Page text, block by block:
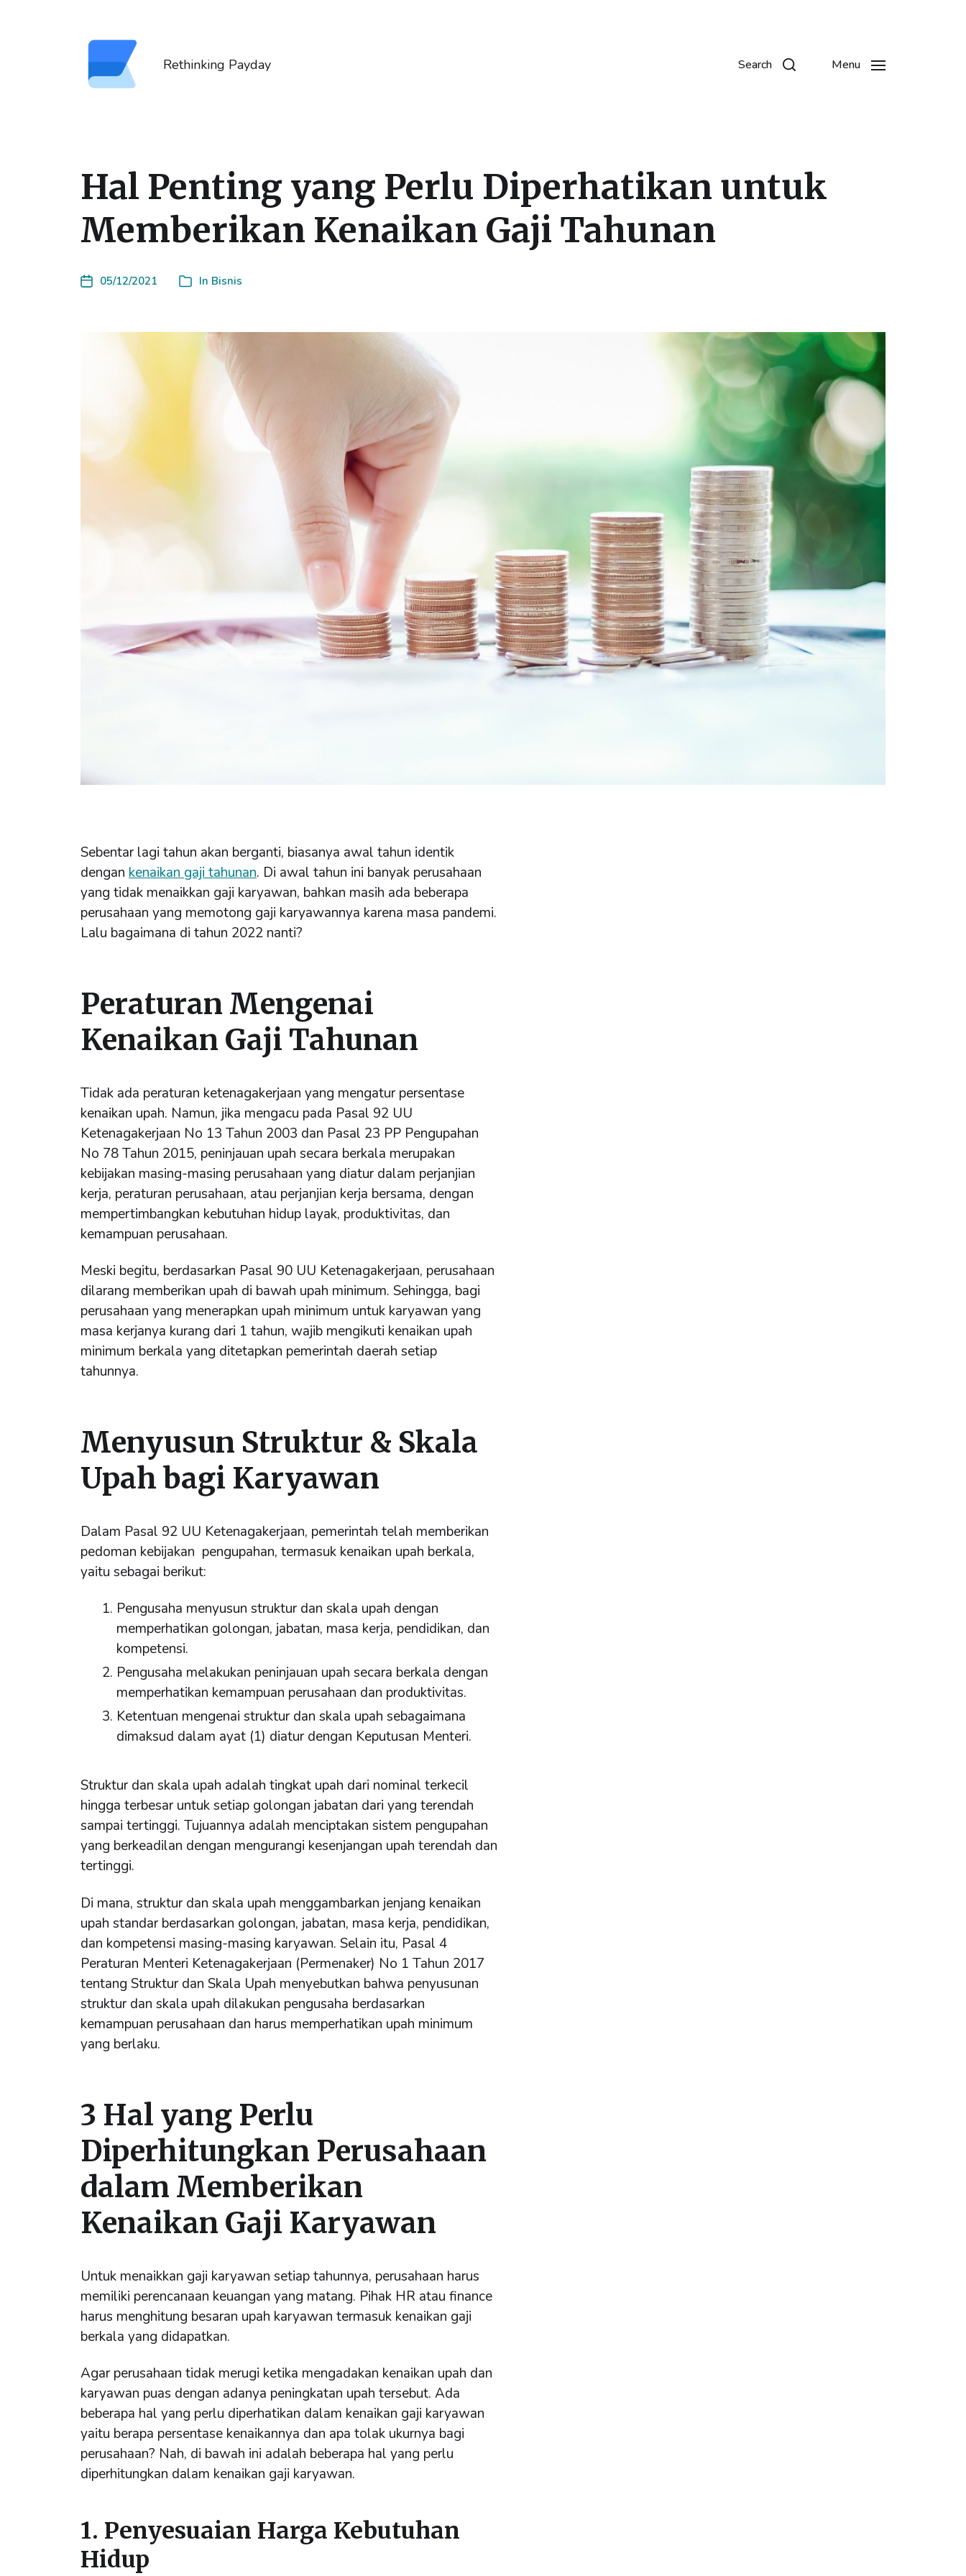
Rethinking Payday Search Menu
Hal Penting yang Perlu Diperhatikan untuk
Memberikan Kenaikan Gaji Tahunan
05/12/2021 In Bisnis
Sebentar lagi tahun akan berganti, biasanya awal tahun identik
dengan kenaikan gaji tahunan. Di awal tahun ini banyak perusahaan
yang tidak menaikkan gaji karyawan, bahkan masih ada beberapa
perusahaan yang memotong gaji karyawannya karena masa pandemi.
Lalu bagaimana di tahun 2022 nanti?
Peraturan Mengenai
Kenaikan Gaji Tahunan
Tidak ada peraturan ketenagakerjaan yang mengatur persentase
kenaikan upah. Namun, jika mengacu pada Pasal 92 UU
Ketenagakerjaan No 13 Tahun 2003 dan Pasal 23 PP Pengupahan
No 78 Tahun 2015, peninjauan upah secara berkala merupakan
kebijakan masing-masing perusahaan yang diatur dalam perjanjian
kerja, peraturan perusahaan, atau perjanjian kerja bersama, dengan
mempertimbangkan kebutuhan hidup layak, produktivitas, dan
kemampuan perusahaan.
Meski begitu, berdasarkan Pasal 90 UU Ketenagakerjaan, perusahaan
dilarang memberikan upah di bawah upah minimum. Sehingga, bagi
perusahaan yang menerapkan upah minimum untuk karyawan yang
masa kerjanya kurang dari 1 tahun, wajib mengikuti kenaikan upah
minimum berkala yang ditetapkan pemerintah daerah setiap
tahunnya.
Menyusun Struktur & Skala
Upah bagi Karyawan
Dalam Pasal 92 UU Ketenagakerjaan, pemerintah telah memberikan
pedoman kebijakan pengupahan, termasuk kenaikan upah berkala,
yaitu sebagai berikut:
Pengusaha menyusun struktur dan skala upah dengan
memperhatikan golongan, jabatan, masa kerja, pendidikan, dan
kompetensi.
Pengusaha melakukan peninjauan upah secara berkala dengan
memperhatikan kemampuan perusahaan dan produktivitas.
Ketentuan mengenai struktur dan skala upah sebagaimana
dimaksud dalam ayat (1) diatur dengan Keputusan Menteri.
Struktur dan skala upah adalah tingkat upah dari nominal terkecil
hingga terbesar untuk setiap golongan jabatan dari yang terendah
sampai tertinggi. Tujuannya adalah menciptakan sistem pengupahan
yang berkeadilan dengan mengurangi kesenjangan upah terendah dan
tertinggi.
Di mana, struktur dan skala upah menggambarkan jenjang kenaikan
upah standar berdasarkan golongan, jabatan, masa kerja, pendidikan,
dan kompetensi masing-masing karyawan. Selain itu, Pasal 4
Peraturan Menteri Ketenagakerjaan (Permenaker) No 1 Tahun 2017
tentang Struktur dan Skala Upah menyebutkan bahwa penyusunan
struktur dan skala upah dilakukan pengusaha berdasarkan
kemampuan perusahaan dan harus memperhatikan upah minimum
yang berlaku.
3 Hal yang Perlu
Diperhitungkan Perusahaan
dalam Memberikan
Kenaikan Gaji Karyawan
Untuk menaikkan gaji karyawan setiap tahunnya, perusahaan harus
memiliki perencanaan keuangan yang matang. Pihak HR atau finance
harus menghitung besaran upah karyawan termasuk kenaikan gaji
berkala yang didapatkan.
Agar perusahaan tidak merugi ketika mengadakan kenaikan upah dan
karyawan puas dengan adanya peningkatan upah tersebut. Ada
beberapa hal yang perlu diperhatikan dalam kenaikan gaji karyawan
yaitu berapa persentase kenaikannya dan apa tolak ukurnya bagi
perusahaan? Nah, di bawah ini adalah beberapa hal yang perlu
diperhitungkan dalam kenaikan gaji karyawan.
1. Penyesuaian Harga Kebutuhan
Hidup